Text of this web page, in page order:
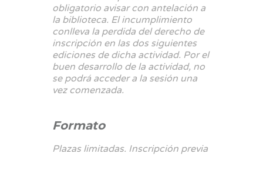
obligatorio avisar con antelación a
la biblioteca. El incumplimiento
conlleva la perdida del derecho de
inscripción en las dos siguientes
ediciones de dicha actividad. Por el
buen desarrollo de la actividad, no
se podrá acceder a la sesión una
vez comenzada.
Formato
Plazas limitadas. Inscripción previa